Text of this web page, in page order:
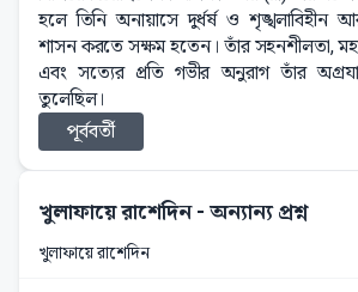
হলে তিনি অনায়াসে দুর্ধর্ষ ও শৃঙ্খলাবিহীন
শাসন করতে সক্ষম হতেন। তাঁর সহনশীলতা,
এবং সত্যের প্রতি গভীর অনুরাগ তাঁর
তুলেছিল।
পূর্ববর্তী
খুলাফায়ে রাশেদিন- অন্যান্য প্রশ্ন
খুলাফায়ে রাশেদিন